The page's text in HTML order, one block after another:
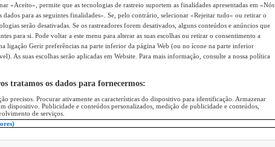
«Aceito», permite que as tecnologias de rastreio suportem as finalidades apresentadas em «Nós
dados para as seguintes finalidades». Se, pelo contrário, selecionar «Rejeitar tudo» ou retirar o
serão desativadas. Se os rastreadores forem desativados, alguns conteúdos e anúncios que
para si. Pode voltar a este menu para alterar as suas escolhas ou retirar o consentimento a
ligação Gerir preferências na parte inferior da página Web (ou no ícone na parte inferior
As suas escolhas serão aplicadas em Website. Para mais informação, consulte a nossa política
tratamos os dados para fornecermos:
precisos. Procurar ativamente as características do dispositivo para identificação. Armazenar
dispositivo. Publicidade e conteúdos personalizados, medição de publicidade e conteúdos,
de serviços.